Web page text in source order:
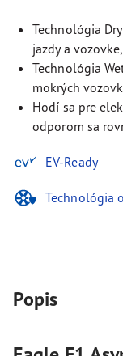
Technológia
jazdy a
Technológia
mokrých
Hodí sa pre
odporom sa
EV-Ready
Technológia
Popis